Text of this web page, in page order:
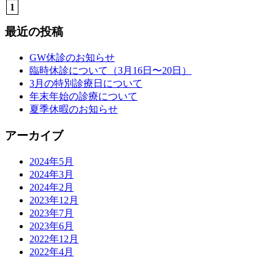
1
最近の投稿
GW休診のお知らせ
臨時休診について（3月16日〜20日）
3月の特別診療日について
年末年始の診療について
夏季休暇のお知らせ
アーカイブ
2024年5月
2024年3月
2024年2月
2023年12月
2023年7月
2023年6月
2022年12月
2022年4月